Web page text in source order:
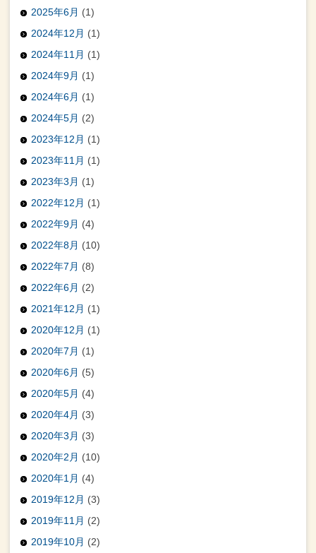
2025年6月 (1)
2024年12月 (1)
2024年11月 (1)
2024年9月 (1)
2024年6月 (1)
2024年5月 (2)
2023年12月 (1)
2023年11月 (1)
2023年3月 (1)
2022年12月 (1)
2022年9月 (4)
2022年8月 (10)
2022年7月 (8)
2022年6月 (2)
2021年12月 (1)
2020年12月 (1)
2020年7月 (1)
2020年6月 (5)
2020年5月 (4)
2020年4月 (3)
2020年3月 (3)
2020年2月 (10)
2020年1月 (4)
2019年12月 (3)
2019年11月 (2)
2019年10月 (2)